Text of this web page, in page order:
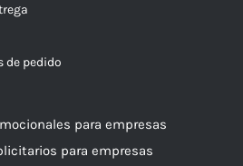
de pedido
para empresas
para empresas